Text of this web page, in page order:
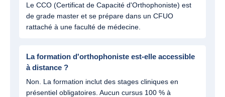
Le CCO (Certificat de Capacité d'Orthophoniste) est
de grade master et se prépare dans un CFUO
rattaché à une faculté de médecine.
La formation d'orthophoniste est-elle accessible
à distance ?
Non. La formation inclut des stages cliniques en
présentiel obligatoires. Aucun cursus 100 % à